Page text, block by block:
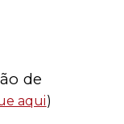
de
aqui)